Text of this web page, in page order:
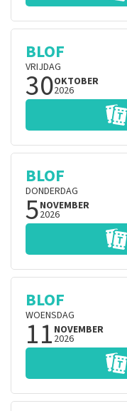
BLOF
VRIJDAG
30OKTOBER
2026
BLOF
DONDERDAG
5NOVEMBER
2026
BLOF
WOENSDAG
11 NOVEMBER
2026